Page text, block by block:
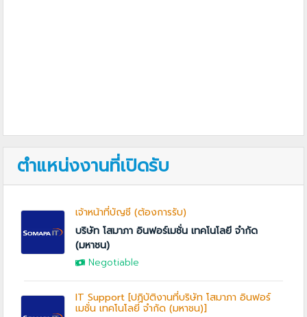
ตำแหน่งงานที่เปิดรับ
เจ้าหน้าที่บัญชี (ต้องการรับ)
บริษัท โสมาภา อินฟอร์เมชั่น เทคโนโลยี จำกัด
(มหาชน)
Negotiable
IT Support [ปฏิบัติงานที่บริษัท โสมาภา อินฟอร์
เมชั่น เทคโนโลยี จำกัด (มหาชน)]